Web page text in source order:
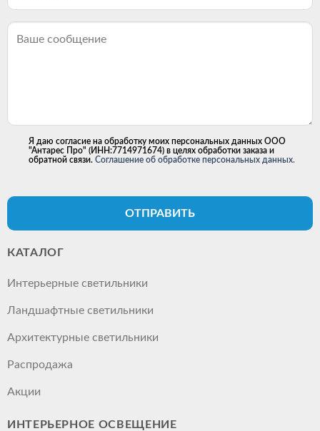
Я даю согласие на обработку моих персональных данных ООО
"Антарес Про" (ИНН:7714971674) в целях обработки заказа и
обратной связи. Соглашение об обработке персональных данных.
ОТПРАВИТЬ
КАТАЛОГ
Интерьерные светильники
Ландшафтные светильники
Архитектурные светильники
Распродажа
Акции
ИНТЕРЬЕРНОЕ ОСВЕЩЕНИЕ